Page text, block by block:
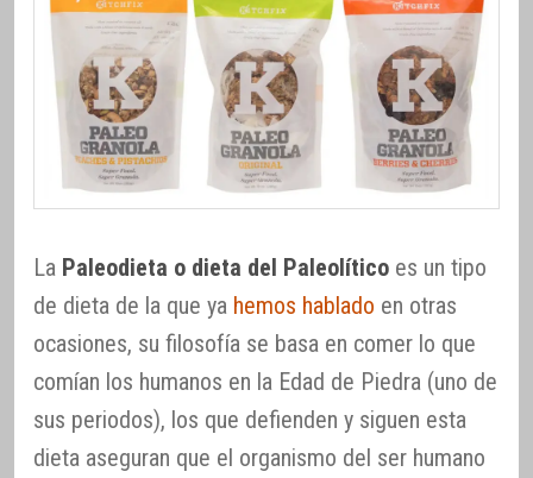
La Paleodieta o dieta del Paleolítico es un tipo
de dieta de la que ya hemos hablado en otras
ocasiones, su filosofía se basa en comer lo que
comían los humanos en la Edad de Piedra (uno de
sus periodos), los que defienden y siguen esta
dieta aseguran que el organismo del ser humano